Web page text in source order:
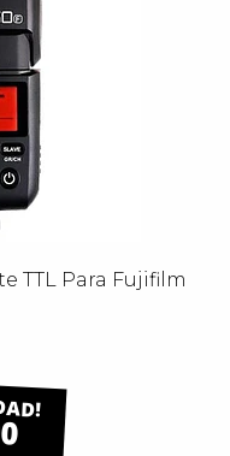
TTL Para Fujifilm